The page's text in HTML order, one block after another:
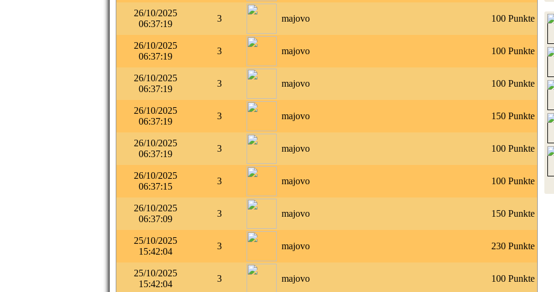
26/10/2025
06:37:19
3 majovo 100 Punkte
26/10/2025
06:37:19
3 majovo 100 Punkte
26/10/2025
06:37:19
3 majovo 100 Punkte
26/10/2025
06:37:19
3 majovo 150 Punkte
26/10/2025
06:37:19
3 majovo 100 Punkte
26/10/2025
06:37:15
3 majovo 100 Punkte
26/10/2025
06:37:09
3 majovo 150 Punkte
25/10/2025
15:42:04
3 majovo 230 Punkte
25/10/2025
15:42:04
3 majovo 100 Punkte